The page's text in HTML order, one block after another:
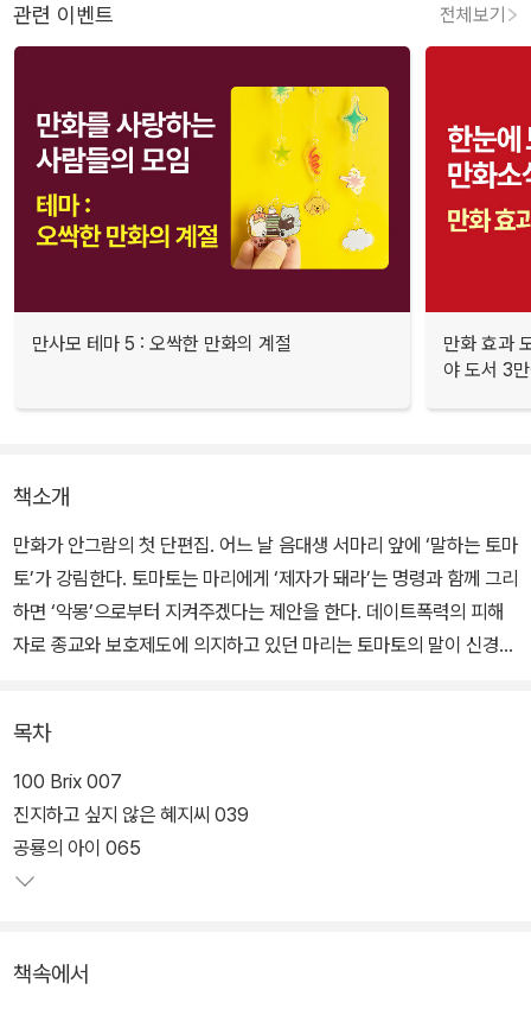
관련 이벤트 전체보기
만사모 테마 5 : 오싹한 만화의 계절
만화 효과
야 도서 3
책소개
만화가 안그람의 첫 단편집. 어느 날 음대생 서마리 앞에 ‘말하는 토마
토’가 강림한다. 토마토는 마리에게 ‘제자가 돼라’는 명령과 함께 그리
하면 ‘악몽’으로부터 지켜주겠다는 제안을 한다. 데이트폭력의 피해
자로 종교와 보호제도에 의지하고 있던 마리는 토마토의 말이 신경쓰
토가 내민 기회를 쥐기로 결심하는데… 표제작 「토마토, 나이프 그리
고 입맞춤」을 비롯한 총 다섯 개의 단편이 수록되어 있다.
목차
100 Brix 007
진지하고 싶지 않은 혜지씨 039
공룡의 아이 065
책속에서